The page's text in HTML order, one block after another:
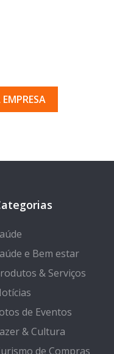
e Bem estar
& Serviços
de Eventos
& Cultura
de Compras